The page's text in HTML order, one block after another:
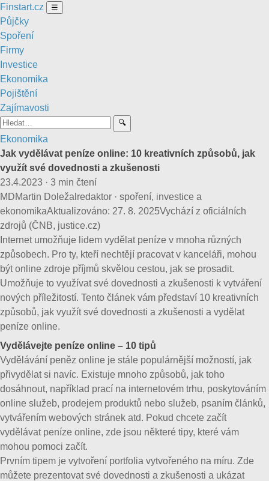
Finstart.cz ☰
Půjčky
Spoření
Firmy
Investice
Ekonomika
Pojištění
Zajímavosti
🔍
Ekonomika
Jak vydělávat peníze online: 10 kreativních způsobů, jak
využít své dovednosti a zkušenosti
23.4.2023 · 3 min čtení
MDMartin Doležal redaktor · spoření, investice a
ekonomikaAktualizováno: 27. 8. 2025Vychází z oficiálních
zdrojů (ČNB, justice.cz)
Internet umožňuje lidem vydělat peníze v mnoha různých
způsobech. Pro ty, kteří nechtějí pracovat v kanceláři, mohou
být online zdroje příjmů skvělou cestou, jak se prosadit.
Umožňuje to využívat své dovednosti a zkušenosti k vytváření
nových příležitostí. Tento článek vám představí 10 kreativních
způsobů, jak využít své dovednosti a zkušenosti a vydělat
peníze online.
Vydělávejte peníze online – 10 tipů
Vydělávání peněz online je stále populárnější možností, jak
přivydělat si navíc. Existuje mnoho způsobů, jak toho
dosáhnout, například prací na internetovém trhu, poskytováním
online služeb, prodejem produktů nebo služeb, psaním článků,
vytvářením webových stránek atd. Pokud chcete začít
vydělávat peníze online, zde jsou některé tipy, které vám
mohou pomoci začít.
Prvním tipem je vytvoření portfolia vytvořeného na míru. Zde
můžete prezentovat své dovednosti a zkušenosti a ukázat